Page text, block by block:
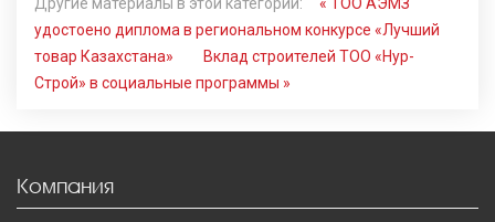
Другие материалы в этой категории:
« ТОО АЭМЗ
удостоено диплома в региональном конкурсе «Лучший
товар Казахстана»
Вклад строителей ТОО «Нур-
Строй» в социальные программы »
Компания